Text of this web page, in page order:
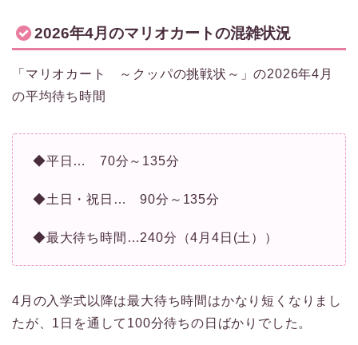
2026年4月のマリオカートの混雑状況
「マリオカート ～クッパの挑戦状～」の2026年4月
の平均待ち時間
◆平日… 70分～135分
◆土日・祝日… 90分～135分
◆最大待ち時間…240分（4月4日(土））
4月の入学式以降は最大待ち時間はかなり短くなりまし
たが、1日を通して100分待ちの日ばかりでした。